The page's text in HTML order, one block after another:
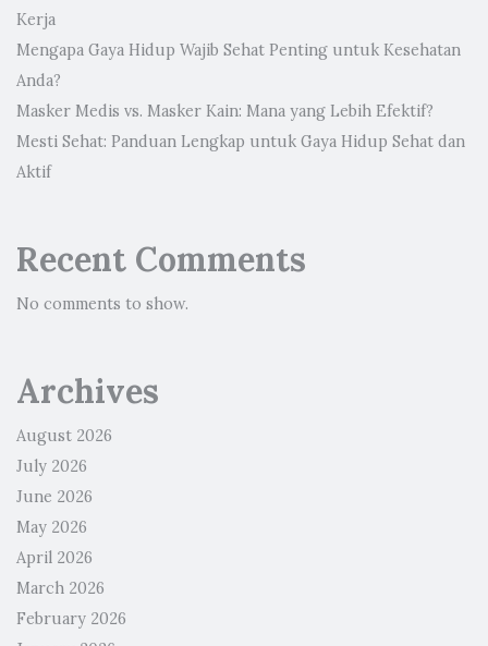
Kerja
Mengapa Gaya Hidup Wajib Sehat Penting untuk Kesehatan
Anda?
Masker Medis vs. Masker Kain: Mana yang Lebih Efektif?
Mesti Sehat: Panduan Lengkap untuk Gaya Hidup Sehat dan
Aktif
Recent Comments
No comments to show.
Archives
August 2026
July 2026
June 2026
May 2026
April 2026
March 2026
February 2026